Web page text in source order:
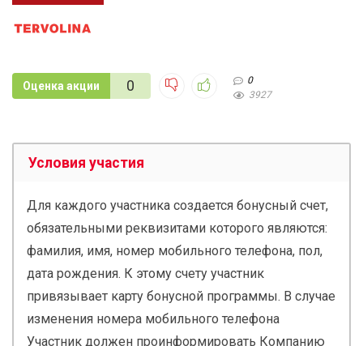
Оценка акции 0
0
3927
Условия участия
Для каждого участника создается бонусный счет,
обязательными реквизитами которого являются:
фамилия, имя, номер мобильного телефона, пол,
дата рождения. К этому счету участник
привязывает карту бонусной программы. В случае
изменения номера мобильного телефона
Участник должен проинформировать Компанию